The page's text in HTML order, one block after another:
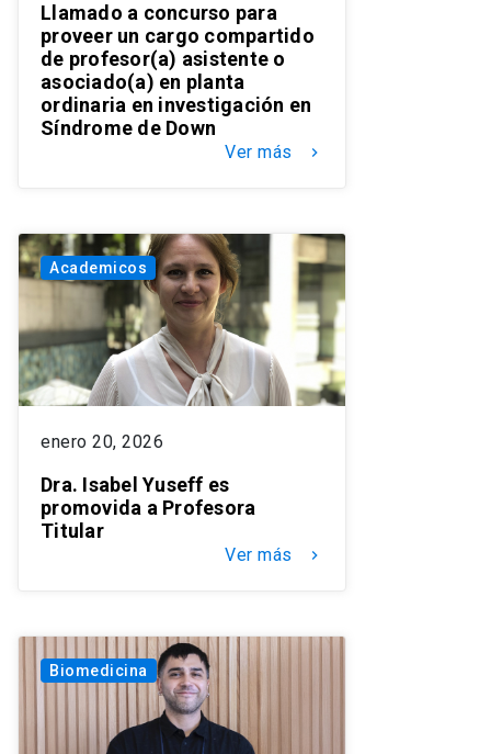
Llamado a concurso para
proveer un cargo compartido
de profesor(a) asistente o
asociado(a) en planta
ordinaria en investigación en
Síndrome de Down
Ver más keyboard_arrow_right
Academicos
enero 20, 2026
Dra. Isabel Yuseff es
promovida a Profesora
Titular
Ver más keyboard_arrow_right
Biomedicina